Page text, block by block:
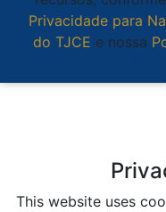
Privacidade para
do TJCE e nossa
This website uses